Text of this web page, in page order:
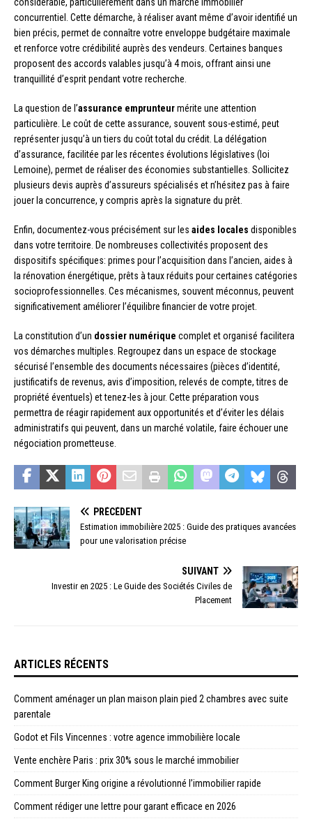
concurrentiel. Cette démarche, à réaliser avant même d’avoir identifié un
bien précis, permet de connaître votre enveloppe budgétaire maximale
et renforce votre crédibilité auprès des vendeurs. Certaines banques
proposent des accords valables jusqu’à 4 mois, offrant ainsi une
tranquillité d’esprit pendant votre recherche.
La question de l’assurance emprunteurmérite une attention
particulière. Le coût de cette assurance, souvent sous-estimé, peut
représenter jusqu’à un tiers du coût total du crédit. La délégation
d’assurance, facilitée par les récentes évolutions législatives (loi
Lemoine), permet de réaliser des économies substantielles. Sollicitez
plusieurs devis auprès d’assureurs spécialisés et n’hésitez pas à faire
jouer la concurrence, y compris après la signature du prêt.
Enfin, documentez-vous précisément sur les aides locales disponibles
dans votre territoire. De nombreuses collectivités proposent des
dispositifs spécifiques: primes pour l’acquisition dans l’ancien, aides à
la rénovation énergétique, prêts à taux réduits pour certaines catégories
socioprofessionnelles. Ces mécanismes, souvent méconnus, peuvent
significativement améliorer l’équilibre financier de votre projet.
La constitution d’un dossier numérique complet et organisé facilitera
vos démarches multiples. Regroupez dans un espace de stockage
sécurisé l’ensemble des documents nécessaires (pièces d’identité,
justificatifs de revenus, avis d’imposition, relevés de compte, titres de
propriété éventuels) et tenez-les à jour. Cette préparation vous
permettra de réagir rapidement aux opportunités et d’éviter les délais
administratifs qui peuvent, dans un marché volatile, faire échouer une
négociation prometteuse.
PRÉCÉDENT
Estimation immobilière 2025 : Guide des pratiques avancées
pour une valorisation précise
SUIVANT
Investir en 2025 : Le Guide des Sociétés Civiles de
Placement
ARTICLES RÉCENTS
Comment aménager un plan maison plain pied 2 chambres avec suite
parentale
Godot et Fils Vincennes : votre agence immobilière locale
Vente enchère Paris : prix 30% sous le marché immobilier
Comment Burger King origine a révolutionné l’immobilier rapide
Comment rédiger une lettre pour garant efficace en 2026